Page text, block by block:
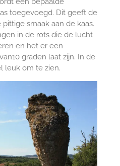
toegevoegd. Dit geeft de
smaak aan de kaas.
in de rots die de lucht
en het er een
graden laat zijn. In de
leuk om te zien.